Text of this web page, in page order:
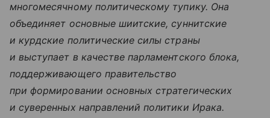
многомесячному политическому тупику. Она
объединяет основные шиитские, суннитские
и курдские политические силы страны
и выступает в качестве парламентского блока,
поддерживающего правительство
при формировании основных стратегических
и суверенных направлений политики Ирака.